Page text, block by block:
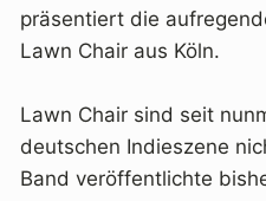
präsentiert die
Lawn Chair aus Köln.
Lawn Chair sind seit
deutschen Indieszene
Band veröffentlichte